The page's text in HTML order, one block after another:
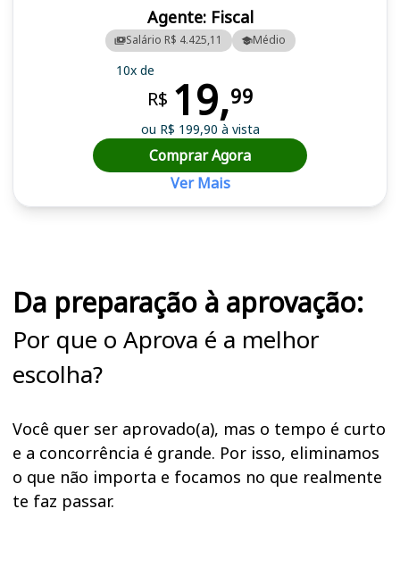
Agente: Fiscal
Salário R$ 4.425,11 Médio
10x de
R$ 19,99
ou R$ 199,90 à vista
Comprar Agora
Ver Mais
Da preparação à aprovação:
Por que o Aprova é a melhor
escolha?
Você quer ser aprovado(a), mas o tempo é curto
e a concorrência é grande. Por isso, eliminamos
o que não importa e focamos no que realmente
te faz passar.